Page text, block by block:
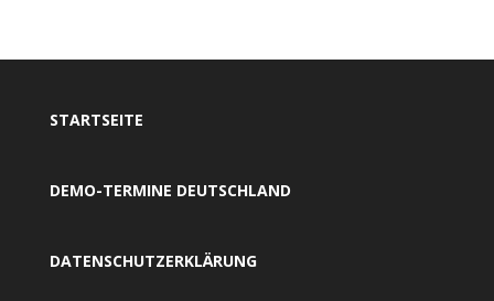
STARTSEITE
DEMO-TERMINE DEUTSCHLAND
DATENSCHUTZERKLÄRUNG